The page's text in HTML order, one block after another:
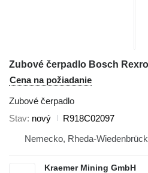
Cena na požiadanie
Zubové čerpadlo
Stav nový
R918C02097
Nemecko, Rheda-Wiedenbrück
Kraemer Mining GmbH